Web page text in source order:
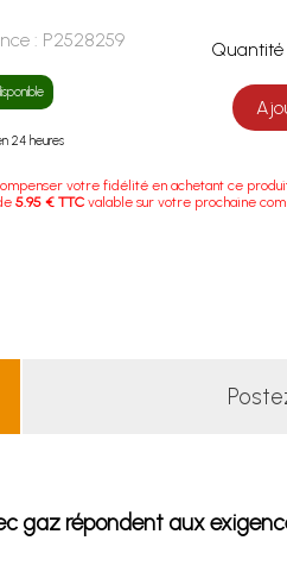
: P2528259
24 heures
votre fidélité en achetant ce
5.95 € TTC valable sur votre prochaine
gaz répondent aux